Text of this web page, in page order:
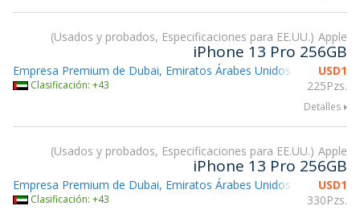
Usados y probados, Especificaciones para EE.UU. Apple
iPhone 13 Pro 256GB
USD1
225Pzs.
Empresa Premium de Dubai, Emiratos Árabes Unidos
Clasificación: +43
Detalles
Usados y probados, Especificaciones para EE.UU. Apple
iPhone 13 Pro 256GB
USD1
330Pzs.
Empresa Premium de Dubai, Emiratos Árabes Unidos
Clasificación: +43